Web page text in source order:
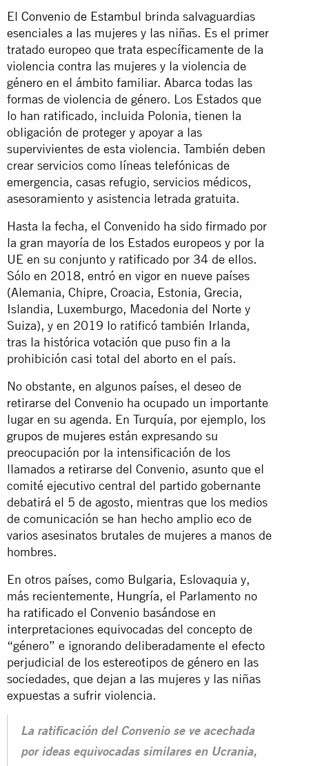
El Convenio de Estambul brinda salvaguardias
esenciales a las mujeres y las niñas. Es el primer
tratado europeo que trata específicamente de la
violencia contra las mujeres y la violencia de
género en el ámbito familiar. Abarca todas las
formas de violencia de género. Los Estados que
lo han ratificado, incluida Polonia, tienen la
obligación de proteger y apoyar a las
supervivientes de esta violencia. También deben
crear servicios como líneas telefónicas de
emergencia, casas refugio, servicios médicos,
asesoramiento y asistencia letrada gratuita.
Hasta la fecha, el Convenido ha sido firmado por
la gran mayoría de los Estados europeos y por la
UE en su conjunto y ratificado por 34 de ellos.
Sólo en 2018, entró en vigor en nueve países
(Alemania, Chipre, Croacia, Estonia, Grecia,
Islandia, Luxemburgo, Macedonia del Norte y
Suiza), y en 2019 lo ratificó también Irlanda,
tras la histórica votación que puso fin a la
prohibición casi total del aborto en el país.
No obstante, en algunos países, el deseo de
retirarse del Convenio ha ocupado un importante
lugar en su agenda. En Turquía, por ejemplo, los
grupos de mujeres están expresando su
preocupación por la intensificación de los
llamados a retirarse del Convenio, asunto que el
comité ejecutivo central del partido gobernante
debatirá el 5 de agosto, mientras que los medios
de comunicación se han hecho amplio eco de
varios asesinatos brutales de mujeres a manos de
hombres.
En otros países, como Bulgaria, Eslovaquia y,
más recientemente, Hungría, el Parlamento no
ha ratificado el Convenio basándose en
interpretaciones equivocadas del concepto de
“género” e ignorando deliberadamente el efecto
perjudicial de los estereotipos de género en las
sociedades, que dejan a las mujeres y las niñas
expuestas a sufrir violencia.
La ratificación del Convenio se ve acechada
por ideas equivocadas similares en Ucrania,